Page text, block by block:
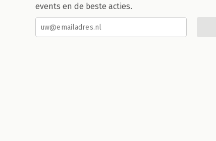
events en de beste acties.